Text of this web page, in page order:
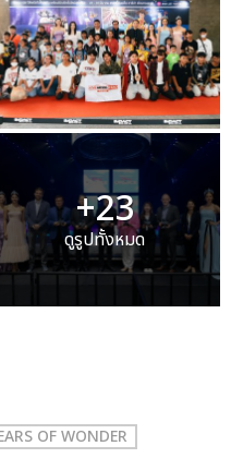
+23
ดูรูปทั้งหมด
OF WONDER